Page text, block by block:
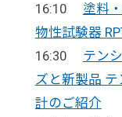
16:10 塗料
物性試験器
16:30 テン
ズと新製品 テ
計のご紹介